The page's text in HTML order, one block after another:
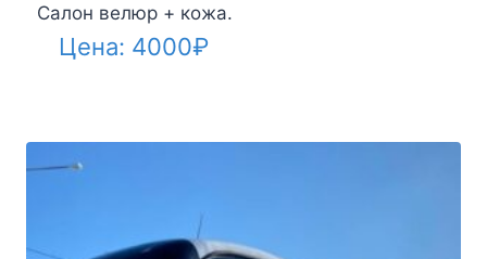
Салон велюр + кожа.
Цена: 4000₽